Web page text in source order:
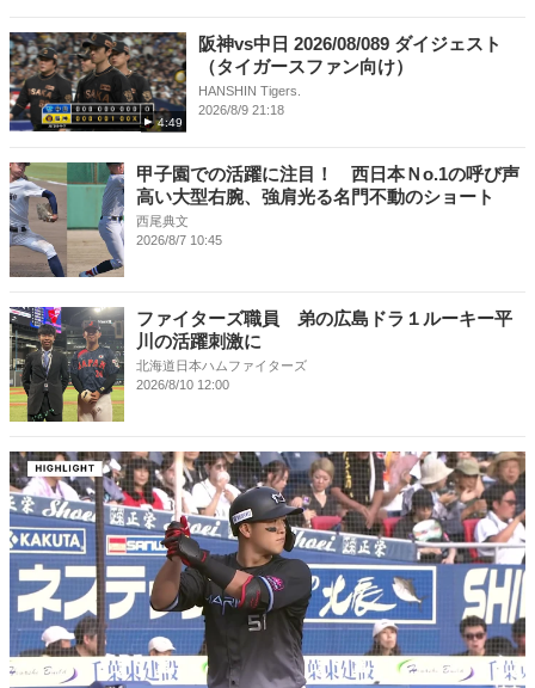
4:49
阪神vs中日 2026/08/089 ダイジェスト
（タイガースファン向け）
HANSHIN Tigers.
2026/8/9 21:18
甲子園での活躍に注目！ 西日本Ｎo.1の呼び声
高い大型右腕、強肩光る名門不動のショート
西尾典文
2026/8/7 10:45
ファイターズ職員 弟の広島ドラ１ルーキー平
川の活躍刺激に
北海道日本ハムファイターズ
2026/8/10 12:00